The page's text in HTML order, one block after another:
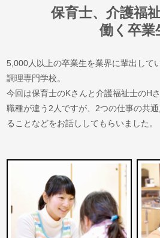
保育士、介護福
働く卒業
5,000人以上の卒業生を業界に輩出して
調理専門学校。
今回は保育士のKさんと介護福祉士のH
職種が違う2人ですが、2つの仕事の共
ることなどをお話ししてもらいました。